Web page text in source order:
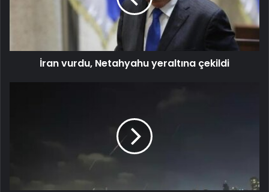
İran vurdu, Netahyahu yeraltına çekildi